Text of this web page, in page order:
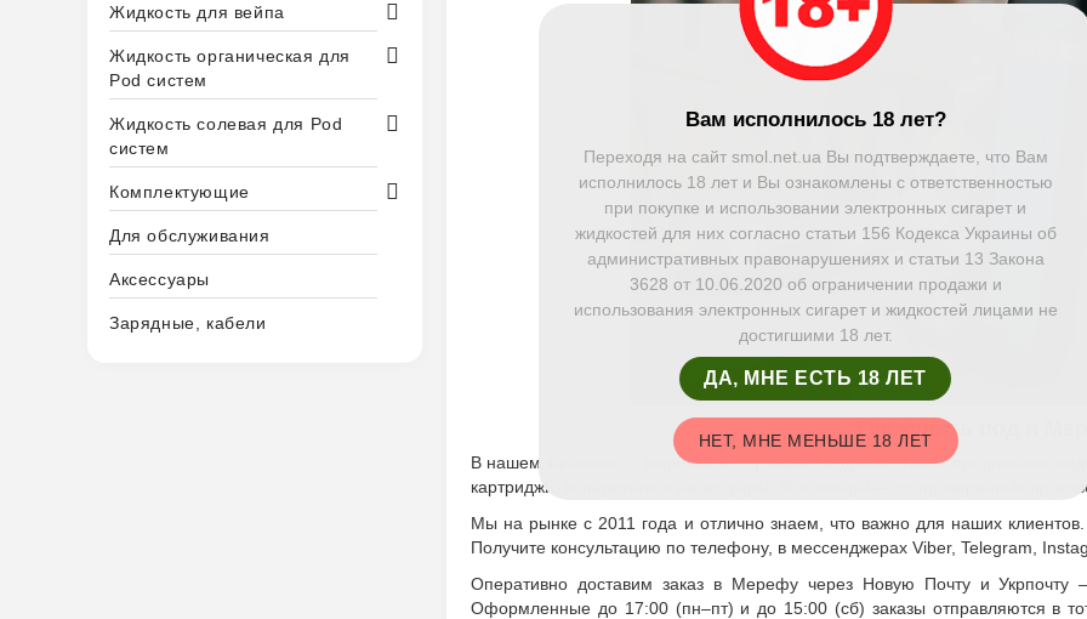
Жидкость для вейпа
Жидкость органическая для
Pod систем
Жидкость солевая для Pod
систем
Комплектующие
Для обслуживания
Аксессуары
Зарядные, кабели
Где купить под в
В нашем каталоге — широкий ассортимент подиков. Также предлагаем
картриджи, испарители и аксессуары. Все товары — от проверенных
Мы на рынке с 2011 года и отлично знаем, что важно для наших
Получите консультацию по телефону, в мессенджерах Viber, Telegram,
Оперативно доставим заказ в Мерефу через Новую Почту и
Оформленные до 17:00 (пн–пт) и до 15:00 (сб) заказы отправляются в
Вам исполнилось 18 лет?
Переходя на сайт smol.net.ua Вы подтверждаете, что Вам
исполнилось 18 лет и Вы ознакомлены с ответственностью
при покупке и использовании электронных сигарет и
жидкостей для них согласно статьи 156 Кодекса Украины об
административных правонарушениях и статьи 13 Закона
3628 от 10.06.2020 об ограничении продажи и
использования электронных сигарет и жидкостей лицами не
достигшими 18 лет.
ДА, МНЕ ЕСТЬ 18 ЛЕТ
НЕТ, МНЕ МЕНЬШЕ 18 ЛЕТ